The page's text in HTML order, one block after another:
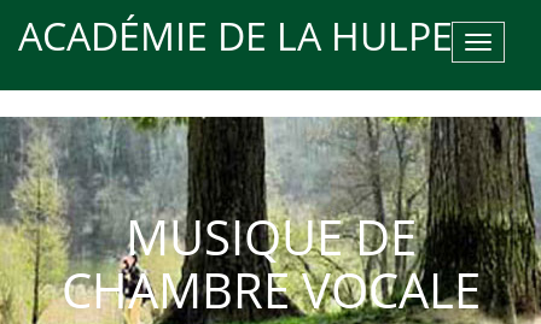
ACADÉMIE DE LA HULPE
Toggle
MUSIQUE DE
CHAMBRE VOCALE